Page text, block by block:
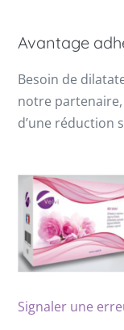
Avantage
Besoin de
notre
d’une réduction
Signaler une